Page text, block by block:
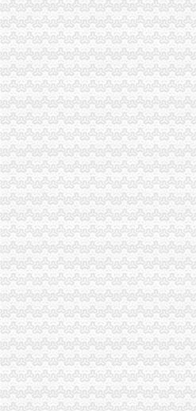
【曲靖财务公司,曲靖代办工商营业执照
广州工商注册,工商注册,代办营业执照,代
【代办工商执照公司注册验资代账】-公
西宁注册公司代办营业执照多项资质代
|公司注册|成都工商代理|成都工商注册|公
【代办工商执照具体要怎么做？】-南城
中山代办卫生证|执照_公司注册代办_工
东光注册公司|东光代办营业执照|东光工
郑州金水区注册公司代理|郑州自贸区工